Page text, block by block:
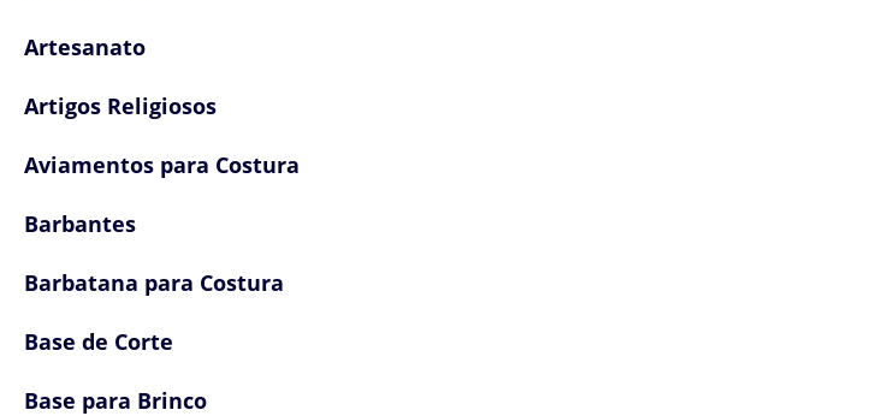
Artesanato
Artigos Religiosos
Aviamentos para Costura
Barbantes
Barbatana para Costura
Base de Corte
Base para Brinco